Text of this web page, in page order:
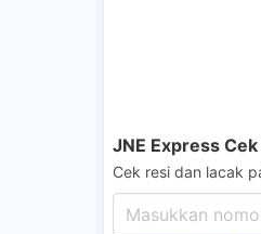
JNE Express
Cek resi dan lacak